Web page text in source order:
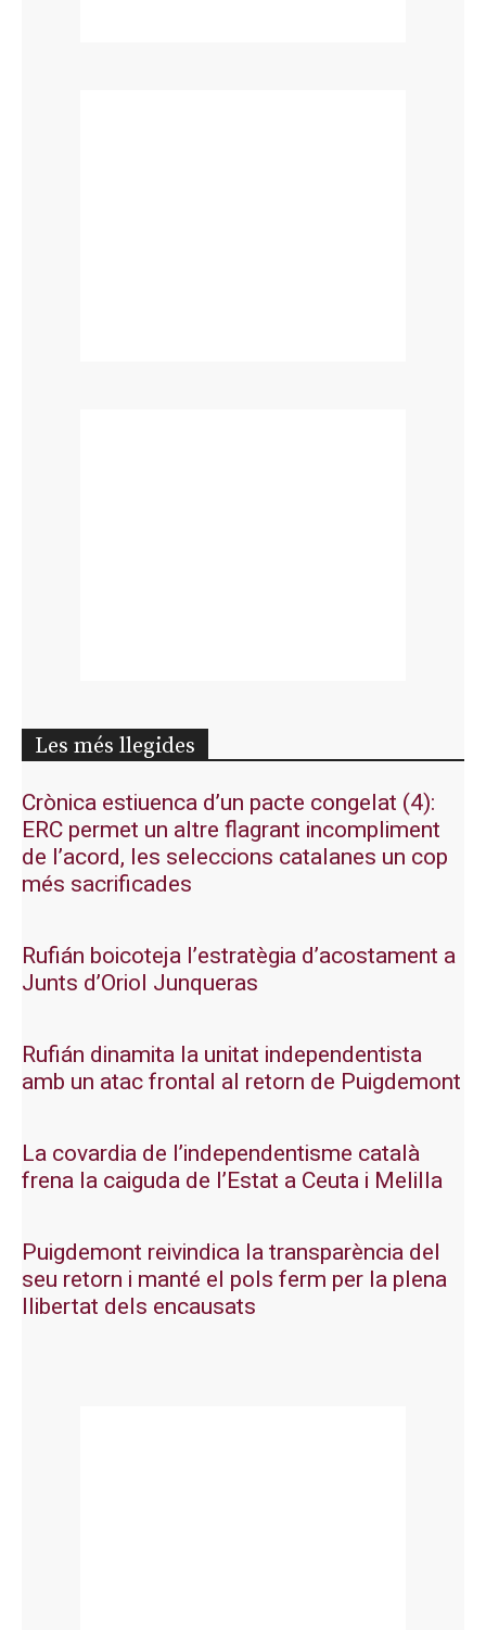
Les més llegides
Crònica estiuenca d’un pacte congelat (4):
ERC permet un altre flagrant incompliment
de l’acord, les seleccions catalanes un cop
més sacrificades
Rufián boicoteja l’estratègia d’acostament a
Junts d’Oriol Junqueras
Rufián dinamita la unitat independentista
amb un atac frontal al retorn de Puigdemont
La covardia de l’independentisme català
frena la caiguda de l’Estat a Ceuta i Melilla
Puigdemont reivindica la transparència del
seu retorn i manté el pols ferm per la plena
llibertat dels encausats